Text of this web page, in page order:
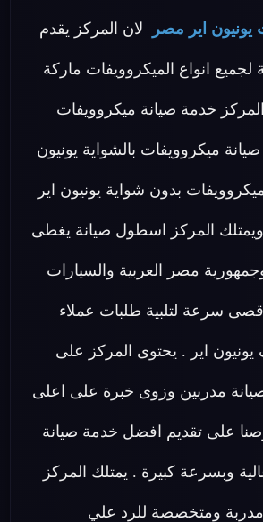
يونيون اير مصر لان المركز يقدم
انواع الميكروويفات ماركة
خدمة صيانة ميكروويفات
ميكروويفات بالشواية يونيون
بدون شواية يونيون اير
ويمتلك المركز اسطول صيانة يغطى
مصر العربية والسيارات
سرعة لتلبية طلبات عملاء
يونيون اير . يحتوى المركز على
مدربين وزوى خبرة على اعلى
على تقديم افضل خدمة صيانة
وبسرعة كبيرة . يمتلك المركز
مدربة ومتخصصة للرد علي